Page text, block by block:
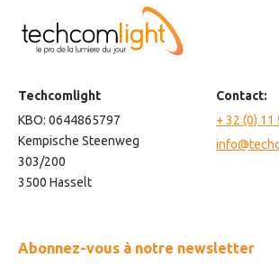
Techcomlight
KBO: 0644865797
Kempische Steenweg
303/200
3500 Hasselt
Contact:
+ 32 (0) 11
Abonnez-vous à notre newsletter